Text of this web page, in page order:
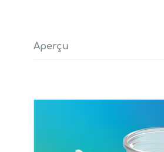
Aperçu
au tire-lait)